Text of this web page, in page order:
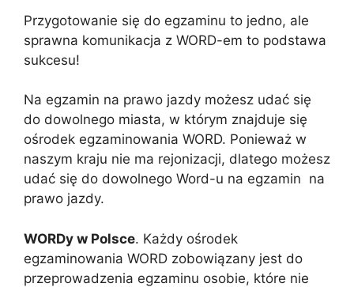
Przygotowanie się do egzaminu to jedno, ale
sprawna komunikacja z WORD-em to podstawa
sukcesu!
Na egzamin na prawo jazdy możesz udać się
do dowolnego miasta, w którym znajduje się
ośrodek egzaminowania WORD. Ponieważ w
naszym kraju nie ma rejonizacji, dlatego możesz
udać się do dowolnego Word-u na egzamin na
prawo jazdy.
WORDy w Polsce. Każdy ośrodek
egzaminowania WORD zobowiązany jest do
przeprowadzenia egzaminu osobie, które nie